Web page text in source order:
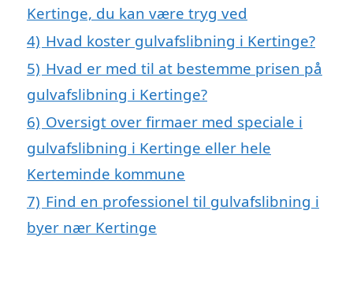
Kertinge, du kan være tryg ved
4) Hvad koster gulvafslibning i Kertinge?
5) Hvad er med til at bestemme prisen på
gulvafslibning i Kertinge?
6) Oversigt over firmaer med speciale i
gulvafslibning i Kertinge eller hele
Kerteminde kommune
7) Find en professionel til gulvafslibning i
byer nær Kertinge